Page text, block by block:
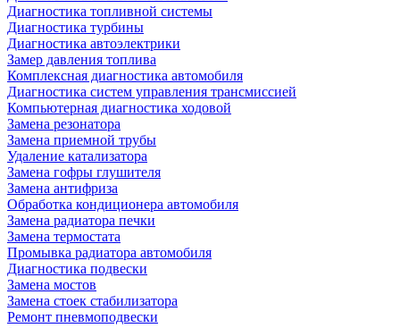
Диагностика топливной системы
Диагностика турбины
Диагностика автоэлектрики
Замер давления топлива
Комплексная диагностика автомобиля
Диагностика систем управления трансмиссией
Компьютерная диагностика ходовой
Замена резонатора
Замена приемной трубы
Удаление катализатора
Замена гофры глушителя
Замена антифриза
Обработка кондиционера автомобиля
Замена радиатора печки
Замена термостата
Промывка радиатора автомобиля
Диагностика подвески
Замена мостов
Замена стоек стабилизатора
Ремонт пневмоподвески